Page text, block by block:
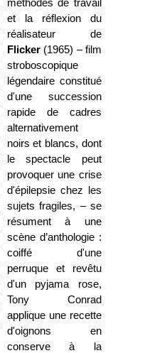
méthodes de travail
et la réflexion du
réalisateur de
Flicker(1965) – film
stroboscopique
légendaire constitué
d'une succession
rapide de cadres
alternativement
noirs et blancs, dont
le spectacle peut
provoquer une crise
d'épilepsie chez les
sujets fragiles, – se
résument à une
scène d’anthologie :
coiffé d'une
perruque et revêtu
d'un pyjama rose,
Tony Conrad
applique une recette
d'oignons en
conserve à la